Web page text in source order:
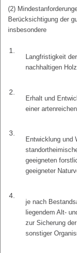
(2)
Berücksichtigung der
insbesondere
1.
Langfristigkeit
nachhaltigen
2.
Erhalt und
einer
3.
Entwicklung und
geeigneten
geeigneter
4.
je nach
liegendem Alt-
zur Sicherung
sonstiger